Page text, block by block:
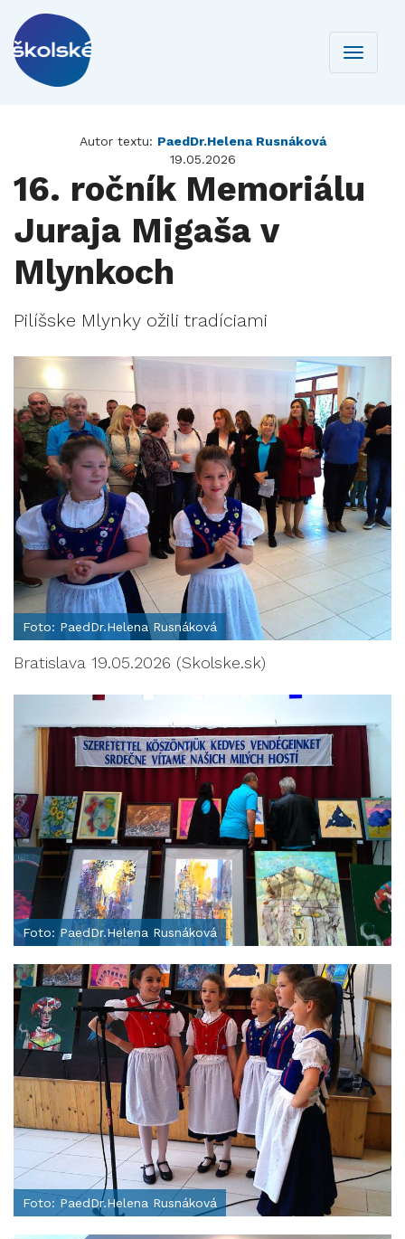
Toggle
Autor textu: PaedDr.Helena Rusnáková
19.05.2026
16. ročník Memoriálu
Juraja Migaša v
Mlynkoch
Pilíšske Mlynky ožili tradíciami
Foto: PaedDr.Helena Rusnáková
Bratislava 19.05.2026 (Skolske.sk)
Foto: PaedDr.Helena Rusnáková
Foto: PaedDr.Helena Rusnáková